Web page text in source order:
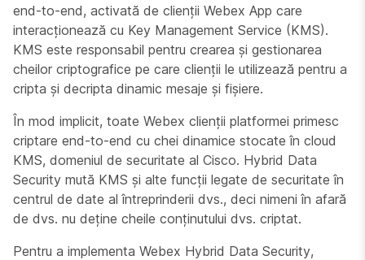
end-to-end, activată de clienții Webex App care
interacționează cu Key Management Service (KMS).
KMS este responsabil pentru crearea și gestionarea
cheilor criptografice pe care clienții le utilizează pentru a
cripta și decripta dinamic mesaje și fișiere.
În mod implicit, toate Webex clienții platformei primesc
criptare end-to-end cu chei dinamice stocate în cloud
KMS, domeniul de securitate al Cisco. Hybrid Data
Security mută KMS și alte funcții legate de securitate în
centrul de date al întreprinderii dvs., deci nimeni în afară
de dvs. nu deține cheile conținutului dvs. criptat.
Pentru a implementa Webex Hybrid Data Security,